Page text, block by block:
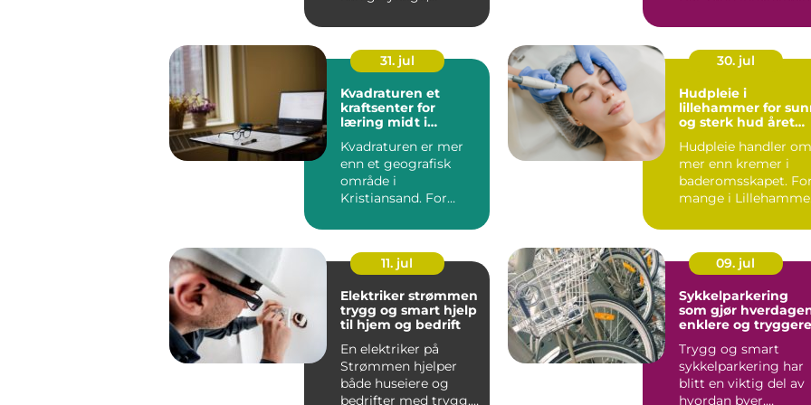
...
...
31. jul
Kvadraturen et
kraftsenter for
læring midt i
Kvadraturen er mer
enn et geografisk
område i
Kristiansand. For
og voksne er navnet ...
30. jul
Hudpleie i
lillehammer for
og sterk hud året
Hudpleie handler om
mer enn kremer i
baderomsskapet. For
mange i
å t...
11. jul
Elektriker strømmen
trygg og smart hjelp
til hjem og bedrift
En elektriker på
Strømmen hjelper
både huseiere og
bedrifter med trygg,
09. jul
Sykkelparkering
som gjør
enklere og tryggere
Trygg og smart
sykkelparkering har
blitt en viktig del av
hvordan byer,